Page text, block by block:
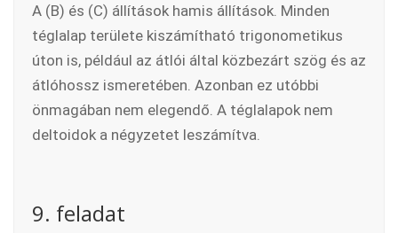
A (B) és (C) állítások hamis állítások. Minden
téglalap területe kiszámítható trigonometikus
úton is, például az átlói által közbezárt szög és az
átlóhossz ismeretében. Azonban ez utóbbi
önmagában nem elegendő. A téglalapok nem
deltoidok a négyzetet leszámítva.
9. feladat